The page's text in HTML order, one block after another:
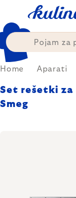
content
Home Aparati
Set rešetki za
Smeg